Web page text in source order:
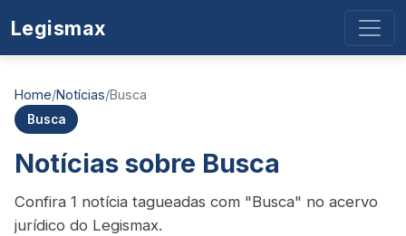
Legismax
Home/Notícias/Busca
Busca
Notícias sobre Busca
Confira 1 notícia tagueadas com "Busca" no acervo
jurídico do Legismax.